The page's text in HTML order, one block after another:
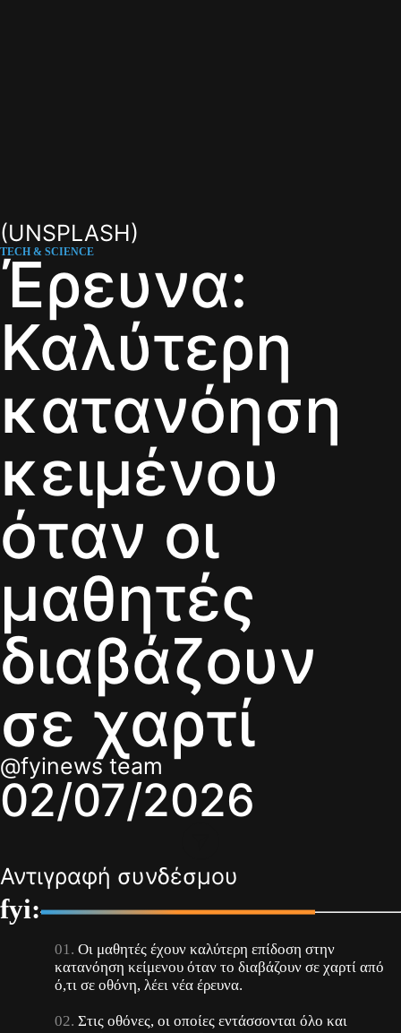
(UNSPLASH)
TECH & SCIENCE
Έρευνα:
Καλύτερη
κατανόηση
κειμένου
όταν οι
μαθητές
διαβάζουν
σε χαρτί
@fyinews team
02/07/2026
Αντιγραφή συνδέσμου
fyi:
Οι μαθητές έχουν καλύτερη επίδοση στην
κατανόηση κείμενου όταν το διαβάζουν σε χαρτί από
ό,τι σε οθόνη, λέει νέα έρευνα.
Στις οθόνες, οι οποίες εντάσσονται όλο και